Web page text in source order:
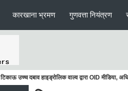
कारखाना भ्रमण गुणवत्ता नियंत्रण
टिकाऊ उच्च दबाव हाइड्रोलिक वाल्व द्वारा OID मीडिया,